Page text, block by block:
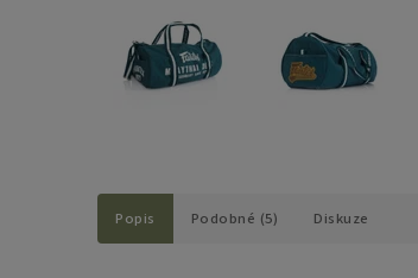
Popis Podobné (5) Diskuze